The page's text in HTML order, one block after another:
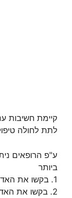
קיימת חשיבות
לתת לחולה טיפול תוך 3 שעות
ביותר
1. בקשו את האדם לחייך
2. בקשו את האדם לומר משפט פשוט והגיוני